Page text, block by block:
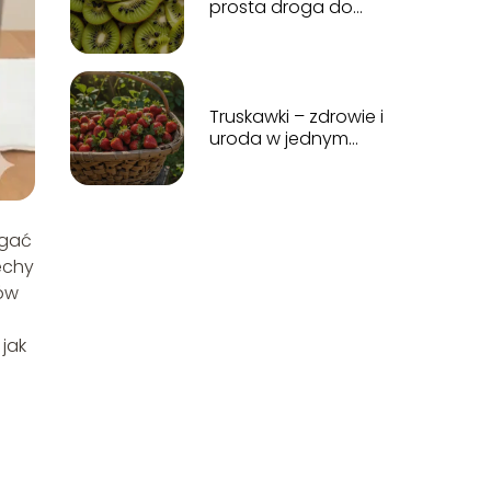
prosta droga do
Truskawki – zdrowie i
uroda w jednym